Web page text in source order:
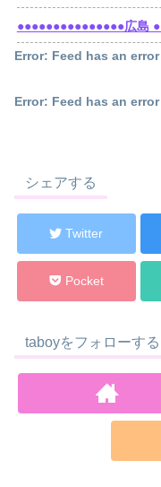
●●●●●●●●●●●●●●●広島
Error: Feed has an
Error: Feed has an
シェアする
Twitter
Pocket
taboyをフォローする